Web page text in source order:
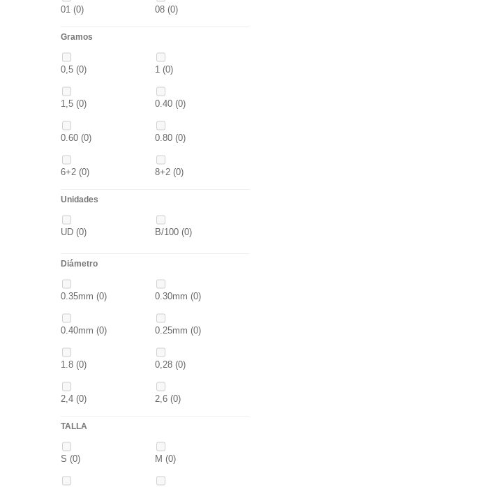
(0) 30-25
35-30 1,10M
1,30M 2,5M
5/0 21MM
01 (0) 08 (0)
(0) 3/0 (0)
(0) (0)
(0) (0)
(0) (0)
43(0) 44(0)
Gramos
0,5 (0) 1 (0)
1,5 (0) 0.40 (0)
0.60 (0) 0.80 (0)
6+2 (0) 8+2 (0)
0,20(0) (0)
Unidades
UD (0) B/100 (0)
Diámetro
0.35mm (0) 0.30mm (0)
0.40mm (0) 0.25mm (0)
1.8 (0) 0,28 (0)
2,4 (0) 2,6 (0)
1,5 (0) (0)
TALLA
S (0) M (0)